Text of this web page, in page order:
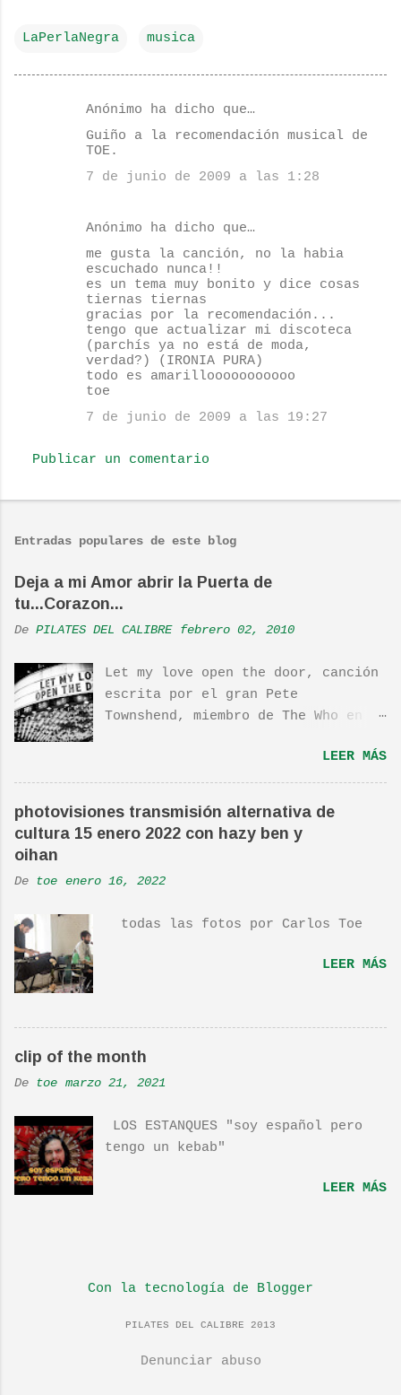
LaPerlaNegra musica
Anónimo ha dicho que…
Guiño a la recomendación musical de
TOE.
7 de junio de 2009 a las 1:28
Anónimo ha dicho que…
me gusta la canción, no la habia
escuchado nunca!!
es un tema muy bonito y dice cosas
tiernas tiernas
gracias por la recomendación...
tengo que actualizar mi discoteca
(parchís ya no está de moda,
verdad?) (IRONIA PURA)
todo es amarillooooooooooo
toe
7 de junio de 2009 a las 19:27
Publicar un comentario
Entradas populares de este blog
Deja a mi Amor abrir la Puerta de
tu...Corazon...
De PILATES DEL CALIBRE febrero 02, 2010
Let my love open the door, canción
escrita por el gran Pete
Townshend, miembro de The Who en
Glass, del mismo año, y que llego
a estar en el top 10. La cancion
es deliciosa de por si, de hecho
ha sido versionada cienes y cienes
de veces. Aquí os dejo el vídeo de
ver una estupenda película llamada
por TOE hace unos posts.Yo también
os la recomiendo. En una escena de
magnifica Per-Versión de este tema
de Townshend. PINCHA AQUÍ Y LA
LEER MÁS
photovisiones transmisión alternativa de
cultura 15 enero 2022 con hazy ben y
oihan
De toe enero 16, 2022
todas las fotos por Carlos Toe
LEER MÁS
clip of the month
De toe marzo 21, 2021
LOS ESTANQUES "soy español pero
tengo un kebab"
LEER MÁS
Con la tecnología de Blogger
PILATES DEL CALIBRE 2013
Denunciar abuso